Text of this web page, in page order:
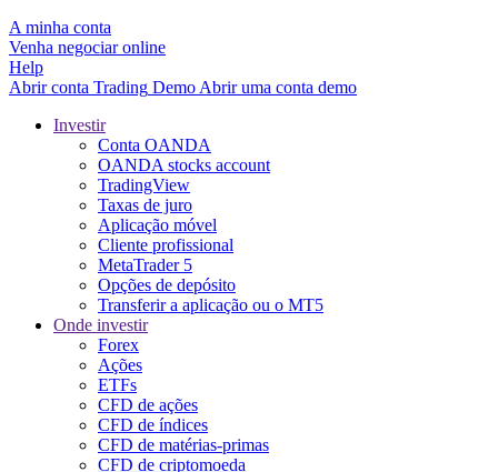
A minha conta
Venha negociar online
Help
Abrir conta Trading Demo Abrir uma conta demo
Investir
Conta OANDA
OANDA stocks account
TradingView
Taxas de juro
Aplicação móvel
Cliente profissional
MetaTrader 5
Opções de depósito
Transferir a aplicação ou o MT5
Onde investir
Forex
Ações
ETFs
CFD de ações
CFD de índices
CFD de matérias-primas
CFD de criptomoeda